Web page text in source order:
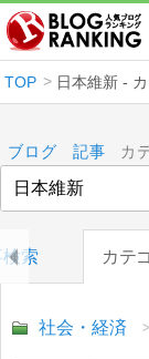
TOP 日本維新 -
ブログ 記事 カ
索 カテ
社会・経済